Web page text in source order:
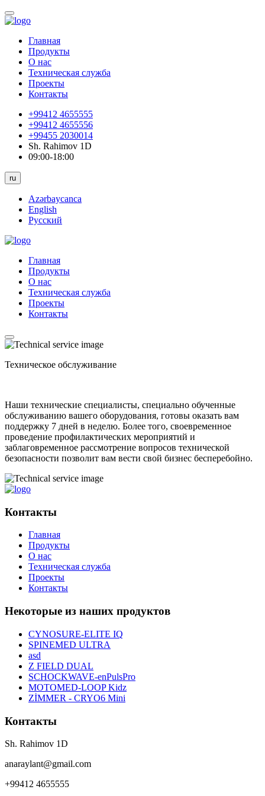
Главная
Продукты
О нас
Техническая служба
Проекты
Контакты
+99412 4655555
+99412 4655556
+99455 2030014
Sh. Rahimov 1D
09:00-18:00
ru
Azərbaycanca
English
Русский
Главная
Продукты
О нас
Техническая служба
Проекты
Контакты
Техническое обслуживание
Наши технические специалисты, специально обученные
обслуживанию вашего оборудования, готовы оказать вам
поддержку 7 дней в неделю. Более того, своевременное
проведение профилактических мероприятий и
заблаговременное рассмотрение вопросов технической
безопасности позволит вам вести свой бизнес бесперебойно.
Контакты
Главная
Продукты
О нас
Техническая служба
Проекты
Контакты
Некоторые из наших продуктов
CYNOSURE-ELITE IQ
SPINEMED ULTRA
asd
Z FIELD DUAL
SCHOCKWAVE-enPulsPro
MOTOMED-LOOP Kidz
ZİMMER - CRYO6 Mini
Контакты
Sh. Rahimov 1D
anaraylant@gmail.com
+99412 4655555